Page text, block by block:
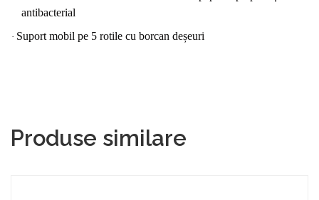
antibacterial
· Suport mobil pe 5 rotile cu borcan deșeuri
Produse similare